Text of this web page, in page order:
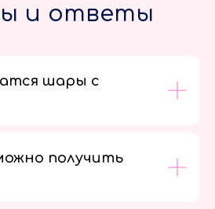
и ответы
шары с
получить